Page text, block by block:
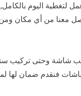
24 ساعة وبكل الاوقات حتى ايام العطل الرسمية
معنا من أي مكان
شاشة وحتى تركيب